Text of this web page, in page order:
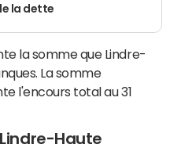
la dette
la somme que Lindre-
La somme
l'encours total au 31
Haute